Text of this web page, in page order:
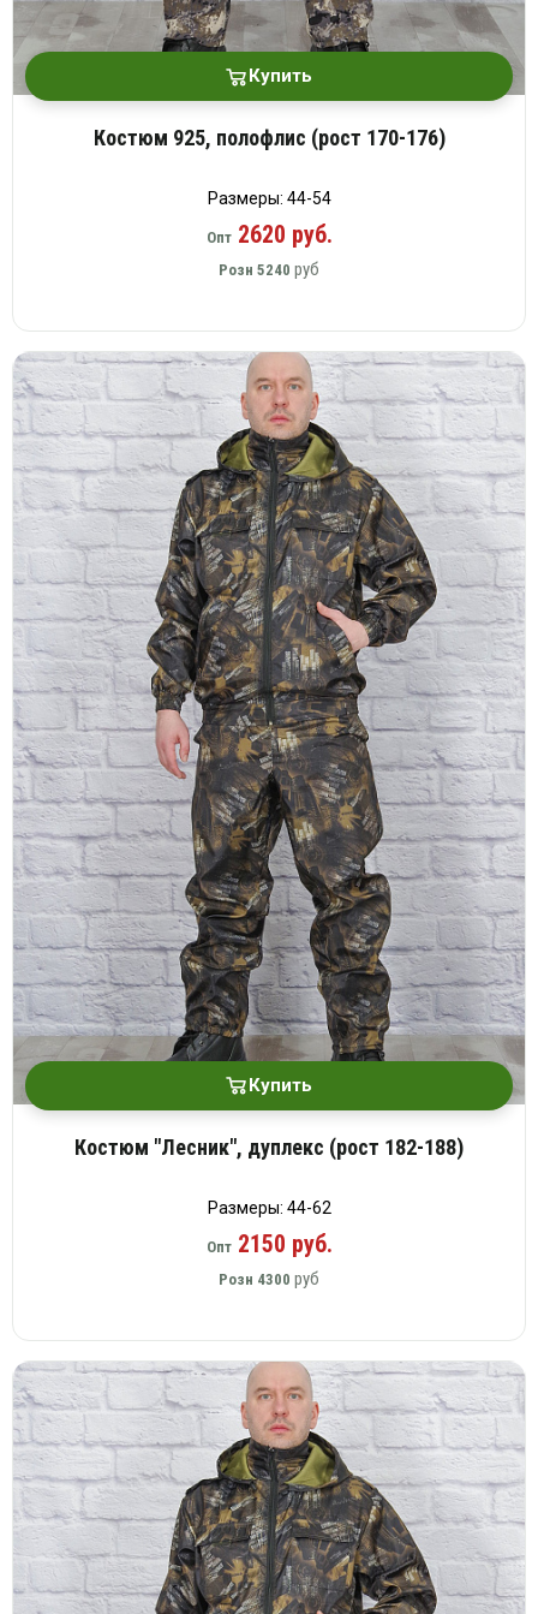
Купить
Костюм 925, полофлис (рост 170-176)
Размеры: 44-54
Опт2620 руб.
Розн 5240 руб
Купить
Костюм "Лесник", дуплекс (рост 182-188)
Размеры: 44-62
Опт2150 руб.
Розн 4300 руб